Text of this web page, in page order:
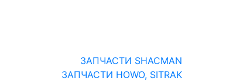
ЗАПЧАСТИ SHACMAN
ЗАПЧАСТИ HOWO, SITRAK